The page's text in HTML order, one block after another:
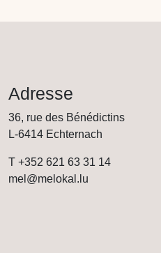
Adresse
36, rue des Bénédictins
L-6414 Echternach
T +352 621 63 31 14
mel@melokal.lu